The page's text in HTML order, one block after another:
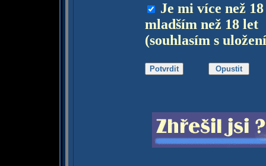
Je mi více než
mladším než 18 let
(souhlasím s